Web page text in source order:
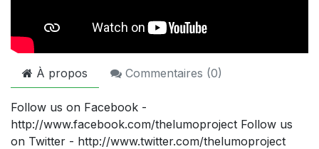
À propos Commentaires (0)
Follow us on Facebook -
http://www.facebook.com/thelumoproject Follow us
on Twitter - http://www.twitter.com/thelumoproject